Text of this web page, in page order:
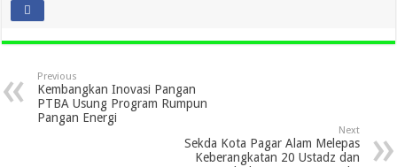
Previous
Kembangkan Inovasi Pangan
PTBA Usung Program Rumpun
Pangan Energi
Next
Sekda Kota Pagar Alam Melepas
Keberangkatan 20 Ustadz dan